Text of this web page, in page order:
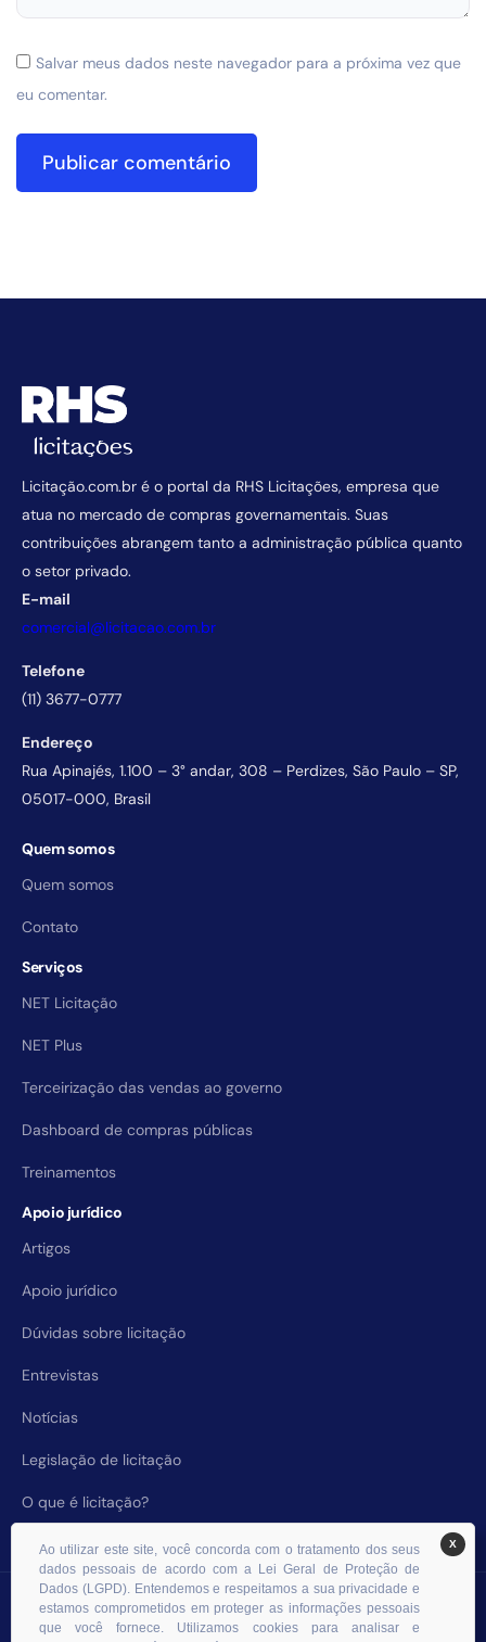
Salvar meus dados neste navegador para a próxima vez que
eu comentar.
Licitação.com.br é o portal da RHS Licitações, empresa que
atua no mercado de compras governamentais. Suas
contribuições abrangem tanto a administração pública quanto
o setor privado.
E-mail
comercial@licitacao.com.br
Telefone
(11) 3677-0777
Endereço
Rua Apinajés, 1.100 – 3° andar, 308 – Perdizes, São Paulo – SP,
05017-000, Brasil
Quem somos
Quem somos
Contato
Serviços
NET Licitação
NET Plus
Terceirização das vendas ao governo
Dashboard de compras públicas
Treinamentos
Apoio jurídico
Artigos
Apoio jurídico
Dúvidas sobre licitação
Entrevistas
Notícias
Legislação de licitação
O que é licitação?
© 2026 RHS Licitações. Todos os direitos reservados.
X
Ao utilizar este site, você concorda com o tratamento dos seus
dados pessoais de acordo com a Lei Geral de Proteção de
Dados (LGPD). Entendemos e respeitamos a sua privacidade e
estamos comprometidos em proteger as informações pessoais
que você fornece. Utilizamos cookies para analisar e